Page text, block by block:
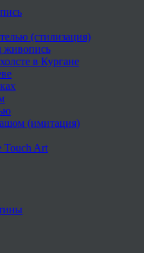
(стилизация)
живопись
в Кургане
(имитация)
Touch Art